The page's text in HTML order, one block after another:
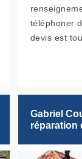
téléphoner
devis est
Gabriel
réparation